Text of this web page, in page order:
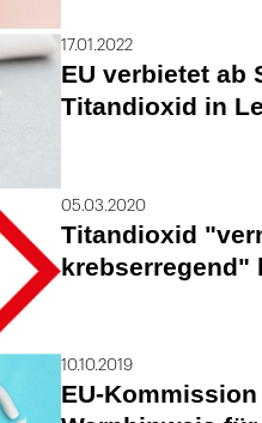
17.01.2022
EU verbietet ab
Titandioxid in
05.03.2020
Titandioxid
krebserregend"
10.10.2019
EU-